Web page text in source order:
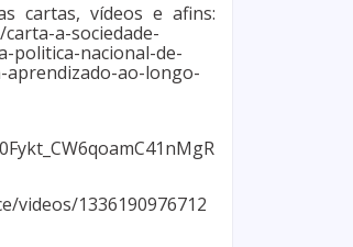
cartas, vídeos e afins:
a-sociedade-
politica-nacional-de-
aprendizado-ao-longo-
videos/1336190976712